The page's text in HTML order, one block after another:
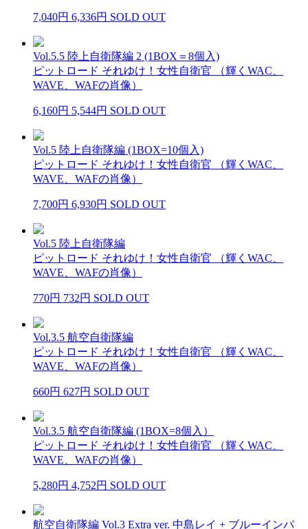
7,040円 6,336円 SOLD OUT
Vol.5.5 陸上自衛隊編 2 (1BOX＝8個入)
ピットロード それゆけ！女性自衛官 （輝くWAC、
WAVE、WAFの肖像）
6,160円 5,544円 SOLD OUT
Vol.5 陸上自衛隊編 (1BOX=10個入)
ピットロード それゆけ！女性自衛官 （輝くWAC、
WAVE、WAFの肖像）
7,700円 6,930円 SOLD OUT
Vol.5 陸上自衛隊編
ピットロード それゆけ！女性自衛官 （輝くWAC、
WAVE、WAFの肖像）
770円 732円 SOLD OUT
Vol.3.5 航空自衛隊編
ピットロード それゆけ！女性自衛官 （輝くWAC、
WAVE、WAFの肖像）
660円 627円 SOLD OUT
Vol.3.5 航空自衛隊編 (1BOX=8個入）
ピットロード それゆけ！女性自衛官 （輝くWAC、
WAVE、WAFの肖像）
5,280円 4,752円 SOLD OUT
航空自衛隊編 Vol.3 Extra ver. 中島レイ + ブルーインパ